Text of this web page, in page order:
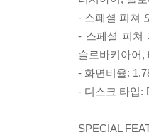
- 스페셜 피쳐
- 스페셜 피쳐
슬로바키아어,
- 화면비율:
- 디스크 타입:
SPECIAL